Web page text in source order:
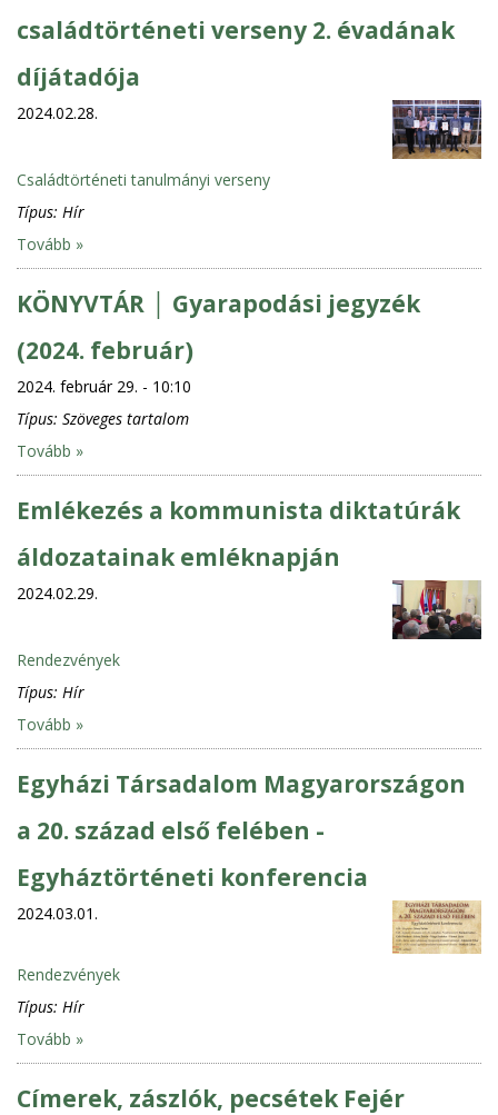
családtörténeti verseny 2. évadának
díjátadója
2024.02.28.
Családtörténeti tanulmányi verseny
Típus: Hír
Tovább »
KÖNYVTÁR │ Gyarapodási jegyzék
(2024. február)
2024. február 29. - 10:10
Típus: Szöveges tartalom
Tovább »
Emlékezés a kommunista diktatúrák
áldozatainak emléknapján
2024.02.29.
Rendezvények
Típus: Hír
Tovább »
Egyházi Társadalom Magyarországon
a 20. század első felében -
Egyháztörténeti konferencia
2024.03.01.
Rendezvények
Típus: Hír
Tovább »
Címerek, zászlók, pecsétek Fejér